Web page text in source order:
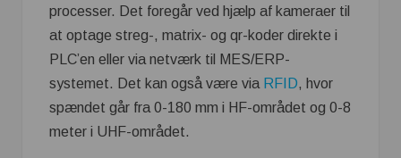
processer. Det foregår ved hjælp af kameraer til
at optage streg-, matrix- og qr-koder direkte i
PLC’en eller via netværk til MES/ERP-
systemet. Det kan også være via RFID, hvor
spændet går fra 0-180 mm i HF-området og 0-8
meter i UHF-området.